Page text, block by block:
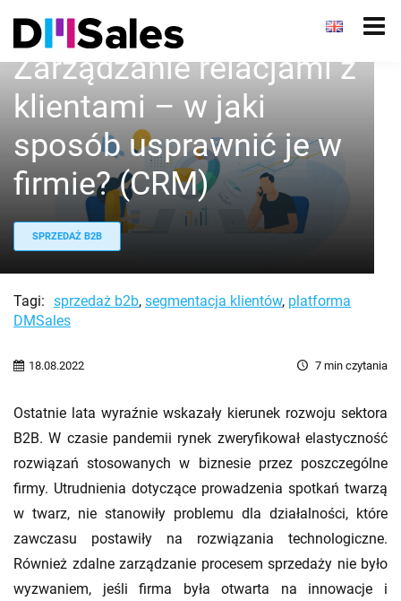
Zarządzanie relacjami z
klientami – w jaki
sposób usprawnić je w
firmie? (CRM)
SPRZEDAŻ B2B
Tagi: sprzedaż b2b, segmentacja klientów, platforma
DMSales
7 min czytania
18.08.2022
Ostatnie lata wyraźnie wskazały kierunek rozwoju sektora
B2B. W czasie pandemii rynek zweryfikował elastyczność
rozwiązań stosowanych w biznesie przez poszczególne
firmy. Utrudnienia dotyczące prowadzenia spotkań twarzą
w twarz, nie stanowiły problemu dla działalności, które
zawczasu postawiły na rozwiązania technologiczne.
Również zdalne zarządzanie procesem sprzedaży nie było
wyzwaniem, jeśli firma była otwarta na innowacje i